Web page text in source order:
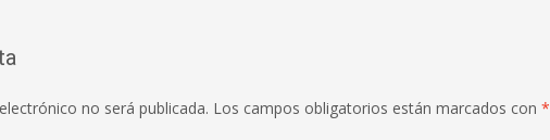
no será publicada. Los campos obligatorios están marcados con *